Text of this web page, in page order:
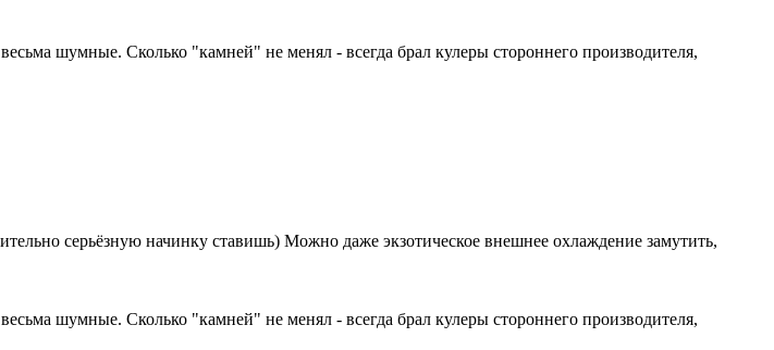
шумные. Сколько "камней" не менял - всегда брал кулеры стороннего производителя,
серьёзную начинку ставишь) Можно даже экзотическое внешнее охлаждение замутить,
шумные. Сколько "камней" не менял - всегда брал кулеры стороннего производителя,